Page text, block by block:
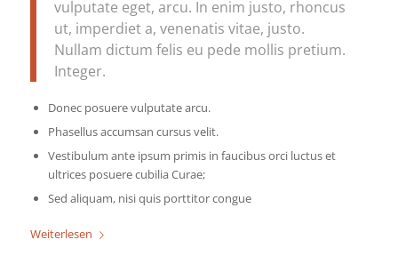
vulputate eget, arcu. In enim justo, rhoncus
ut, imperdiet a, venenatis vitae, justo.
Nullam dictum felis eu pede mollis pretium.
Integer.
Donec posuere vulputate arcu.
Phasellus accumsan cursus velit.
Vestibulum ante ipsum primis in faucibus orci luctus et
ultrices posuere cubilia Curae;
Sed aliquam, nisi quis porttitor congue
Weiterlesen